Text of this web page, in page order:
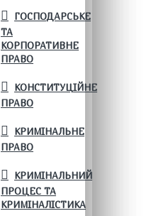
ГОСПОДАРСЬКЕ
ТА
КОРПОРАТИВНЕ
ПРАВО
КОНСТИТУЦІЙНЕ
ПРАВО
КРИМІНАЛЬНЕ
ПРАВО
КРИМІНАЛЬНИЙ
ПРОЦЕС ТА
КРИМІНАЛІСТИКА